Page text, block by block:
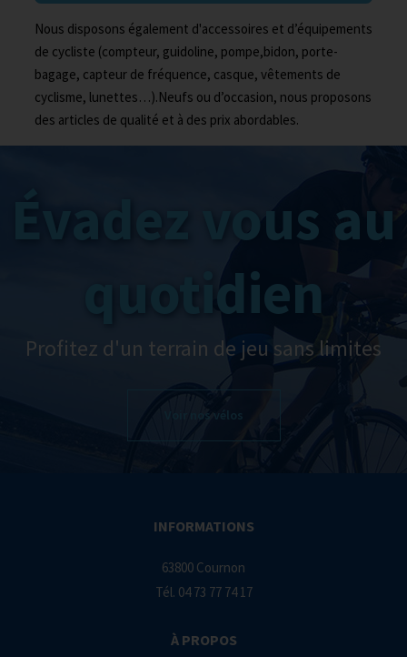
Nous disposons également d'accessoires et d’équipements
de cycliste (compteur, guidoline, pompe,bidon, porte-
bagage, capteur de fréquence, casque, vêtements de
cyclisme, lunettes…).Neufs ou d’occasion, nous proposons
des articles de qualité et à des prix abordables.
Évadez vous au
quotidien
Profitez d'un terrain de jeu sans limites
Voir nos vélos
INFORMATIONS
63800 Cournon
Tél. 04 73 77 74 17
À PROPOS